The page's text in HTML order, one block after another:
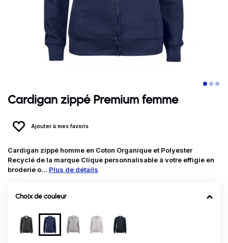
Cardigan zippé Premium femme
Ajouter à mes favoris
Cardigan zippé homme en Coton Organique et Polyester
Recyclé de la marque Clique personnalisable à votre effigie en
broderie o... Plus de détails
Choix de couleur